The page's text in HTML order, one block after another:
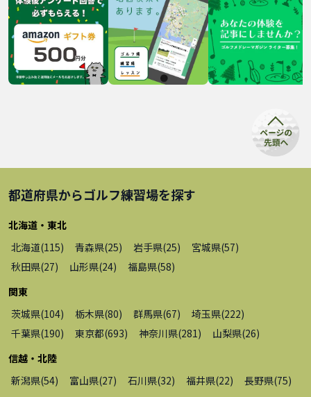
都道府県からゴルフ練習場を探す
北海道・東北
北海道(115) 青森県(25) 岩手県(25) 宮城県(57)
秋田県(27) 山形県(24) 福島県(58)
関東
茨城県(104) 栃木県(80) 群馬県(67) 埼玉県(222)
千葉県(190) 東京都(693) 神奈川県(281 ) 山梨県(26)
信越・北陸
新潟県(54) 富山県(27) 石川県(32) 福井県(22) 長野県(75)